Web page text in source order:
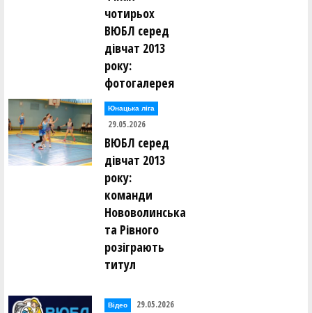
чотирьох
ВЮБЛ серед
дівчат 2013
року:
фотогалерея
Юнацька ліга
29.05.2026
ВЮБЛ серед
дівчат 2013
року:
команди
Нововолинська
та Рівного
розіграють
титул
Відео 29.05.2026